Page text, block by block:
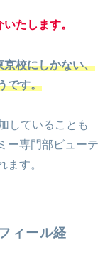
たします。
校にしかない、
です。
していることも
ー専門部ビューテ
ます。
ィール経